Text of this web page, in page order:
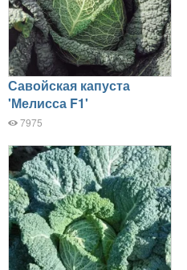
Савойская капуста
'Мелисса F1'
7975